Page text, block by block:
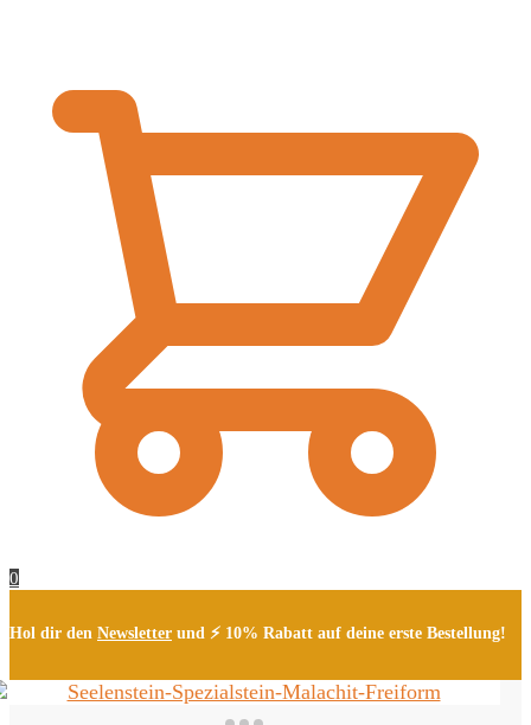
0
Hol dir den Newsletter und ⚡ 10% Rabatt auf deine erste Bestellung!